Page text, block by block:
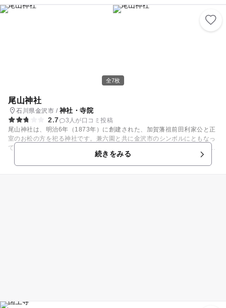
道府県・世界の風鈴が奉納されています。 風鈴は古くから神（風）が振
れ動く音は罪穢れを祓い心の眼を豊にするされ、木簡（短冊）には日頃の
感謝や縁結び等の願い事を書く風習があります。 夕刻時には末社の「服
部神社」織物の姫神を祀る参道にイルミネーションで見立てた天の川のト
元に作られました。 クリスタルガラスの手吹きで、糸は五泉市の地場産
業である絹織物の正絹（伊勢の神宮の御神宝にも取り扱われている）留具
は国宝石清水八幡宮の竹（エジソンが白熱球を発明した折に使われた）
等々…様々な神技で奉製されています。 平成31年、五泉八幡宮が御創
祀1140年を迎え、記念に高円宮・出雲大社（國造）様、共に自らお育て
になられた「日本石亀（準絶滅危惧種）８匹」を下賜。その返礼品に、五
泉八幡風鈴を献上。 下賜された「日本石亀」は新潟県内では当宮でしか御
覧出来ない貴重な神使い亀です。 令和3年に11匹の銭亀（子亀）が誕生。
祭典期間中の7月6日7日の2日間限定で「5000ハチマンマルシェ」が開催
予定。 シャボン玉マシーン設置・骨董市・アトリエ三春監修新潟風鈴市・
全7枚
尾山神社
石川県金沢市 / 神社・寺院
2.7
3人が口コミ投稿
尾山神社は、明治6年（1873年）に創建された、加賀藩祖前田利家公と正
室のお松の方を祀る神社です。兼六園と共に金沢市のシンボルにともなっ
ている神門は、正門として明治8年（1875年）に建築されました。明治初
期に建てられた数少ない擬洋風建築遺構の1つで、現在は国の重要文化財
に指定されています。3層式で、3層目は四面五彩のギヤマン張りで、ギヤ
続きをみる